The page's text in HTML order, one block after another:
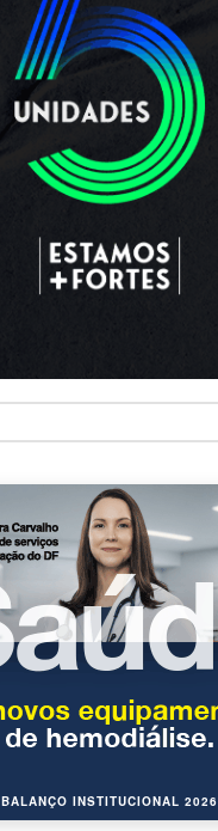
BALANÇO INSTITUCIONAL 2026